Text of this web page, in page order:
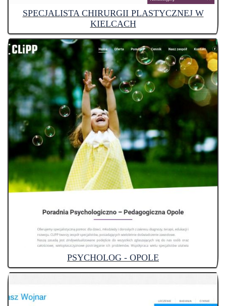
SPECJALISTA CHIRURGII PLASTYCZNEJ W
KIELCACH
PSYCHOLOG - OPOLE